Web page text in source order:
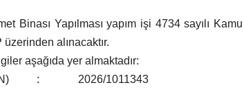
Binası Yapılması yapım işi 4734 sayılı
alınacaktır.
aşağıda yer almaktadır:
(İKN) : 2026/1011343